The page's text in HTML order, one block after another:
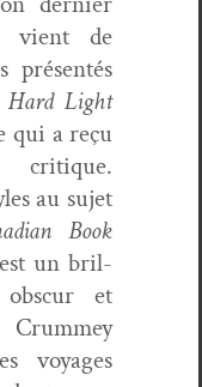
vient de
présen­tés
Hard Light
qui a reçu
cri­tique.
au sujet
Book
un bril­
et
voy­ages